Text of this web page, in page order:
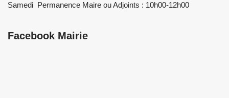
Samedi Permanence Maire ou Adjoints : 10h00-12h00
Facebook Mairie